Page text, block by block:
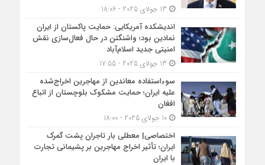
اندیشکده آمریکایی: حمایت پاکستان از ایران
نمادین بود؛ واشنگتن در حال فعال‌سازی نقش
امنیتی جدید اسلام‌آباد
سوءاستفاده معاندین از مهاجرین اخراج‌شده
علیه ایران؛ حمایت مشکوک بلوچستان از اتباع
افغان
10 جولای 2025 - 18:00
اختصاصی| معطلی بار تاجران پشت گمرک
ایران؛ تأثیر اخراج مهاجرین بر پشیمانی تجارت
با ایران